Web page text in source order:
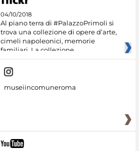
04/10/2018
Al piano terra di #PalazzoPrimoli si
trova una collezione di opere d’arte,
cimeli napoleonici, memorie
familiari. La collezione
museiincomuneroma